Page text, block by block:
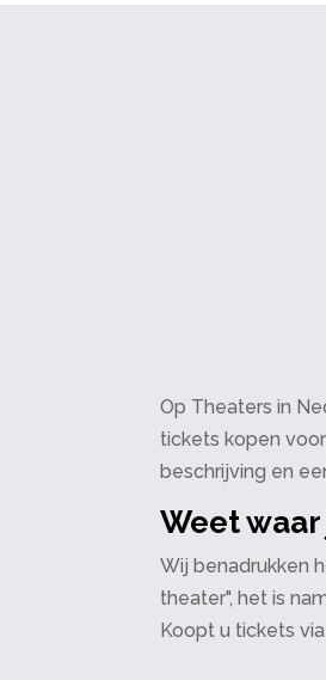
Op Theaters in
tickets kopen
beschrijving en
Weet
Wij benadrukken
theater", het is
Koopt u tickets